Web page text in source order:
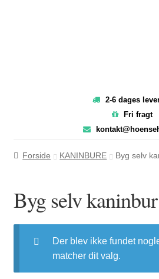
2-6 dages
Fri fragt
Forside KANINBURE Byg selv
Byg selv kaninbur
Der blev ikke fundet
matcher dit valg.